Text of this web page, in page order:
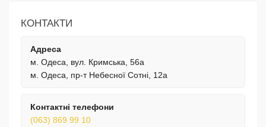
КОНТАКТИ
Адреса
м. Одеса, вул. Кримська, 56а
м. Одеса, пр-т Небесної Сотні, 12а
Контактні телефони
(063) 869 99 10